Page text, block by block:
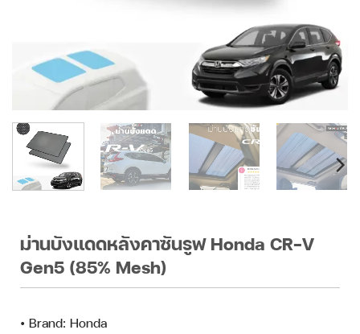
ม่านบังแดดหลังคาซันรูฟ Honda CR-V
Gen5 (85% Mesh)
• Brand: Honda